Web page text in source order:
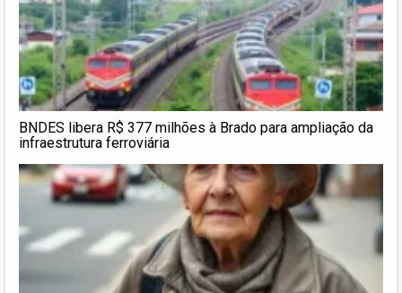
BNDES libera R$ 377 milhões à Brado para ampliação da
infraestrutura ferroviária